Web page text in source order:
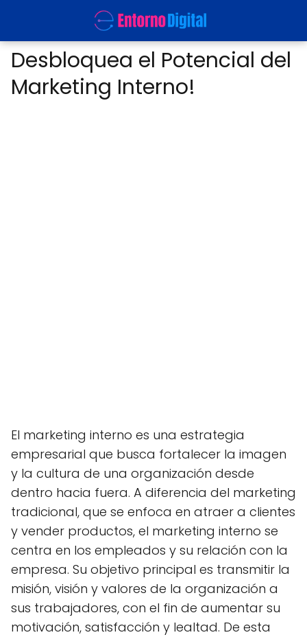
Desbloquea el Potencial del
Marketing Interno!
El marketing interno es una estrategia
empresarial que busca fortalecer la imagen
y la cultura de una organización desde
dentro hacia fuera. A diferencia del marketing
tradicional, que se enfoca en atraer a clientes
y vender productos, el marketing interno se
centra en los empleados y su relación con la
empresa. Su objetivo principal es transmitir la
misión, visión y valores de la organización a
sus trabajadores, con el fin de aumentar su
motivación, satisfacción y lealtad. De esta